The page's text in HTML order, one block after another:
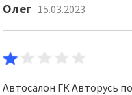
Олег 15.03.2023
Автосалон ГК Авторусь